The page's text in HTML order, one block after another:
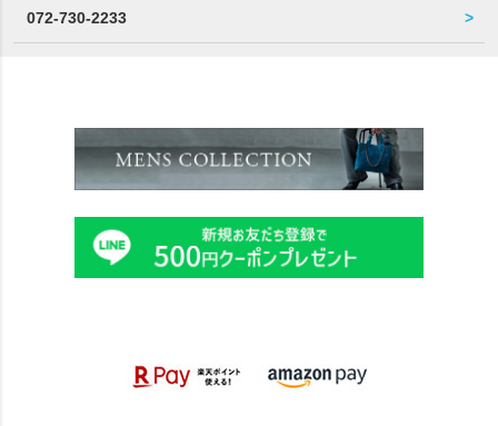
072-730-2233